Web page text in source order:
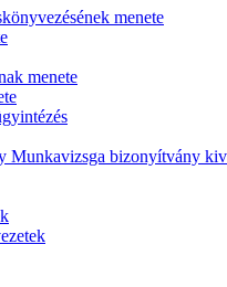
menete
menete
Munkavizsga bizonyítvány